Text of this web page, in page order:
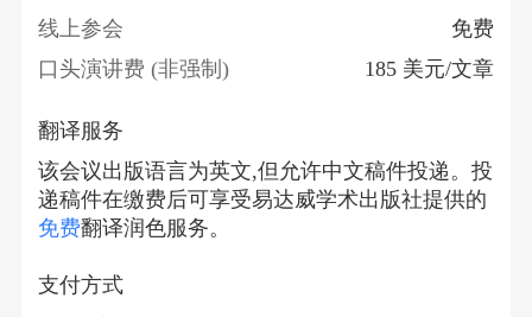
线上参会
免费
口头演讲费 (非强制)
185 美元/文章
翻译服务
该会议出版语言为英文,但允许中文稿件投递。投
递稿件在缴费后可享受易达威学术出版社提供的
免费翻译润色服务。
支付方式